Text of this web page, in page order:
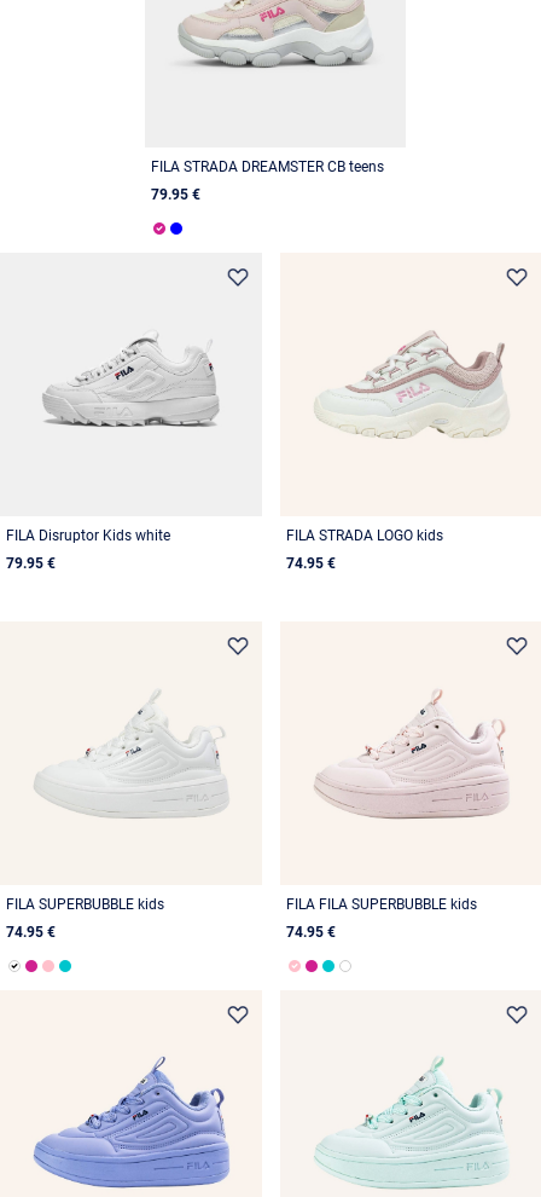
FILA STRADA DREAMSTER CB teens
79.95 €
FILA Disruptor Kids white
79.95 €
FILA STRADA LOGO kids
74.95 €
FILA SUPERBUBBLE kids
74.95 €
FILA FILA SUPERBUBBLE kids
74.95 €